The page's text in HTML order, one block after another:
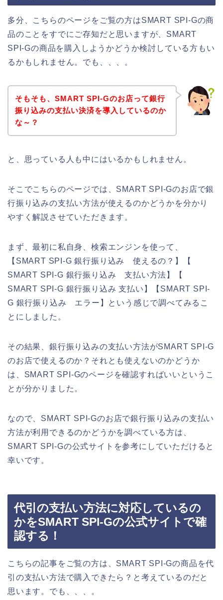
多分、こちらのページをご覧の方はSMART SPI-Gの商
品のことをすでにご存知だと思いますが、SMART
SPI-Gの商品を購入しようかどうか検討している方もい
るかもしれません。でも、、、。
そもそも、SMART SPI-Gのお店って銀行
振り込みの支払い決済を導入しているのか
な～？
と、思っている人も中にはいるかもしれません。
そこでこちらのページでは、SMART SPI-Gのお店で銀
行振り込みの支払い方法が使えるのかどうかを分かり
やすく解説させていただきます。
まず、最初に私自身、検索エンジンを使って、
【SMART SPI-G 銀行振り込み 使えるの？】【
SMART SPI-G 銀行振り込み 支払い方法】【
SMART SPI-G 銀行振り込み 支払い】【SMART SPI-
G 銀行振り込み エラー】という感じで調べてみるこ
とにしました。
その結果、銀行振り込みの支払い方法がSMART SPI-G
のお店で使えるのか？それとも使えないのかどうか
は、SMART SPI-Gのページを確認すればいいというこ
とが分かりました。
なので、SMART SPI-Gのお店で銀行振り込みの支払い
方法が利用できるのかどうかを調べている方は、
SMART SPI-Gの公式サイトを参考にしていただけると
幸いです。
代引の支払い方法に対応しているの
かをSMART SPI-Gの公式サイトで確
認する！
こちらの記事をご覧の方は、SMART SPI-Gの商品を代
引の支払い方法で購入できたら？と考えているのだと
思います。でも、、、。